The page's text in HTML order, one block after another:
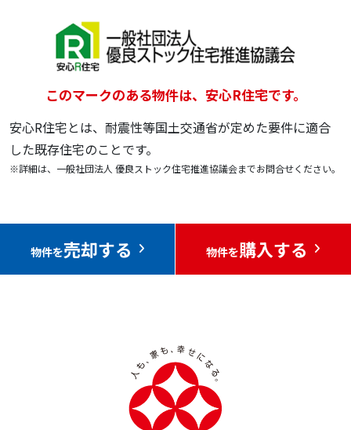
このマークのある物件は、安心R住宅です。
安心R住宅とは、耐震性等国土交通省が定めた要件に適合
した既存住宅のことです。
※詳細は、一般社団法人 優良ストック住宅推進協議会までお問合せください。
物件を売却する 物件を購入する